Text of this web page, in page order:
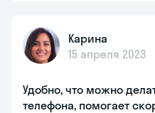
Карина
15 апреля 2023
Удобно, что можно
телефона, помогает